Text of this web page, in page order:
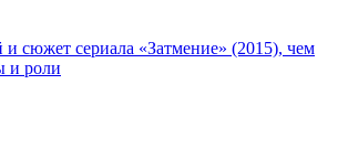
сюжет сериала «Затмение» (2015), чем
и роли